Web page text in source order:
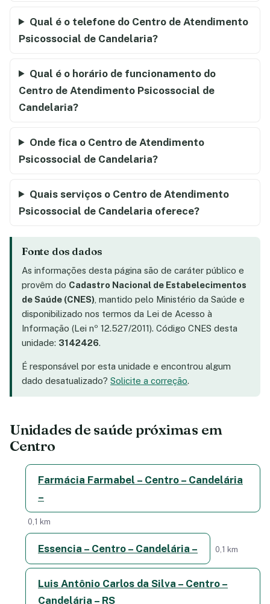
Qual é o telefone do Centro de Atendimento
Psicossocial de Candelaria?
Qual é o horário de funcionamento do
Centro de Atendimento Psicossocial de
Candelaria?
Onde fica o Centro de Atendimento
Psicossocial de Candelaria?
Quais serviços o Centro de Atendimento
Psicossocial de Candelaria oferece?
Fonte dos dados
As informações desta página são de caráter público e
provêm do Cadastro Nacional de Estabelecimentos
de Saúde (CNES) , mantido pelo Ministério da Saúde e
disponibilizado nos termos da Lei de Acesso à
Informação (Lei nº 12.527/2011). Código CNES desta
unidade: 3142426.
É responsável por esta unidade e encontrou algum
dado desatualizado? Solicite a correção.
Unidades de saúde próximas em
Centro
Farmácia Farmabel – Centro – Candelária
–
0,1 km
Essencia – Centro – Candelária – 0,1 km
Luis Antônio Carlos da Silva – Centro –
Candelária – RS